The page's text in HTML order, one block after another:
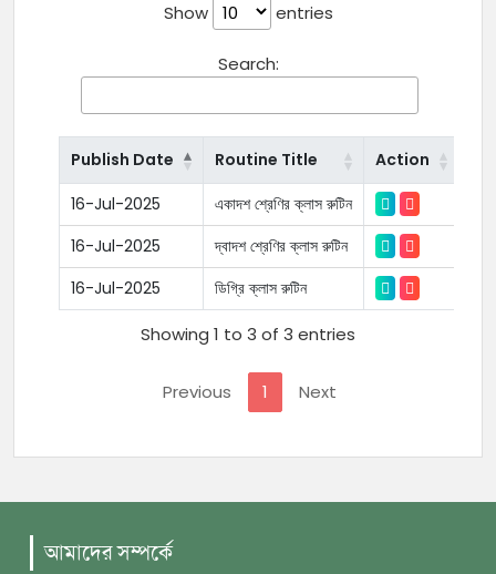
Show entries
Search:
Publish Date Routine Title
Action
16-Jul-2025
একাদশ শ্রেণির ক্লাস রুটিন
16-Jul-2025
দ্বাদশ শ্রেণির ক্লাস রুটিন
16-Jul-2025
ডিগ্রি ক্লাস রুটিন
Showing 1 to 3 of 3 entries
Previous 1 Next
আমাদের সম্পর্কে